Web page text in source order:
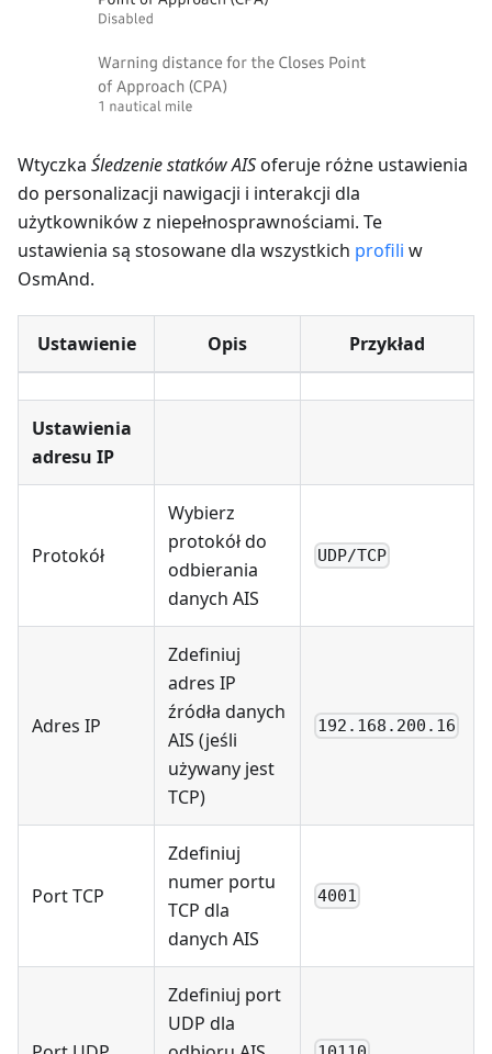
Wtyczka Śledzenie statków AISoferuje różne ustawienia
do personalizacji nawigacji i interakcji dla
użytkowników z niepełnosprawnościami. Te
ustawienia są stosowane dla wszystkich profili w
OsmAnd.
Ustawienie Opis Przykład
Ustawienia
adresu IP
Protokół
Wybierz
protokół do
odbierania
danych AIS
UDP/TCP
Adres IP
Zdefiniuj
adres IP
źródła danych
AIS (jeśli
używany jest
TCP)
192.168.200.16
Port TCP
Zdefiniuj
numer portu
TCP dla
danych AIS
4001
Zdefiniuj port
UDP dla